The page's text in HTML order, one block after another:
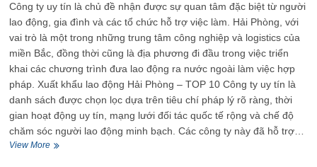
Công ty uy tín là chủ đề nhận được sự quan tâm đặc biệt từ người
lao động, gia đình và các tổ chức hỗ trợ việc làm. Hải Phòng, với
vai trò là một trong những trung tâm công nghiệp và logistics của
miền Bắc, đồng thời cũng là địa phương đi đầu trong việc triển
khai các chương trình đưa lao động ra nước ngoài làm việc hợp
pháp. Xuất khẩu lao động Hải Phòng – TOP 10 Công ty uy tín là
danh sách được chọn lọc dựa trên tiêu chí pháp lý rõ ràng, thời
gian hoạt động uy tín, mạng lưới đối tác quốc tế rộng và chế độ
chăm sóc người lao động minh bạch. Các công ty này đã hỗ trợ…
View MoreXuất